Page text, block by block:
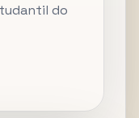
do